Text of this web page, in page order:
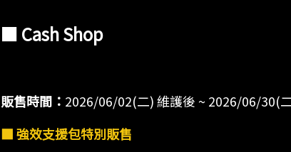
■ Cash Shop
販售時間： 2026/06/02(二) 維護後 ~ 2026/06/30(
■ 強效支援包特別販售